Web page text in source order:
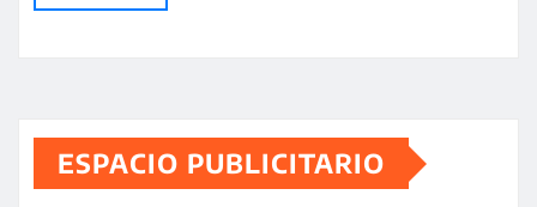
ESPACIO PUBLICITARIO